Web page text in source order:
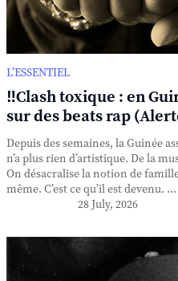
L’ESSENTIEL
‼️Clash toxique : en
sur des beats rap
Depuis des semaines, la Guinée
n’a plus rien d’artistique. De la
On désacralise la notion de
même. C’est ce qu’il est devenu. ...
28 July, 2026